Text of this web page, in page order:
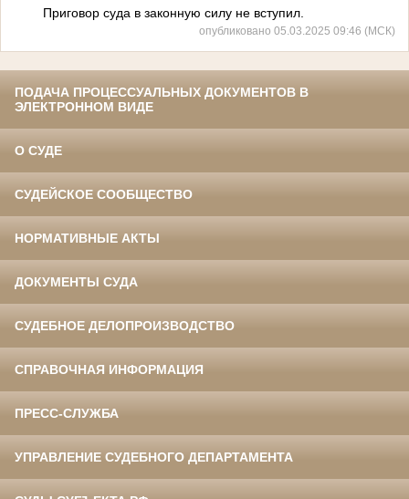
Приговор суда в законную силу не вступил.
опубликовано 05.03.2025 09:46 (МСК)
ПОДАЧА ПРОЦЕССУАЛЬНЫХ ДОКУМЕНТОВ В
ЭЛЕКТРОННОМ ВИДЕ
О СУДЕ
СУДЕЙСКОЕ СООБЩЕСТВО
НОРМАТИВНЫЕ АКТЫ
ДОКУМЕНТЫ СУДА
СУДЕБНОЕ ДЕЛОПРОИЗВОДСТВО
СПРАВОЧНАЯ ИНФОРМАЦИЯ
ПРЕСС-СЛУЖБА
УПРАВЛЕНИЕ СУДЕБНОГО ДЕПАРТАМЕНТА